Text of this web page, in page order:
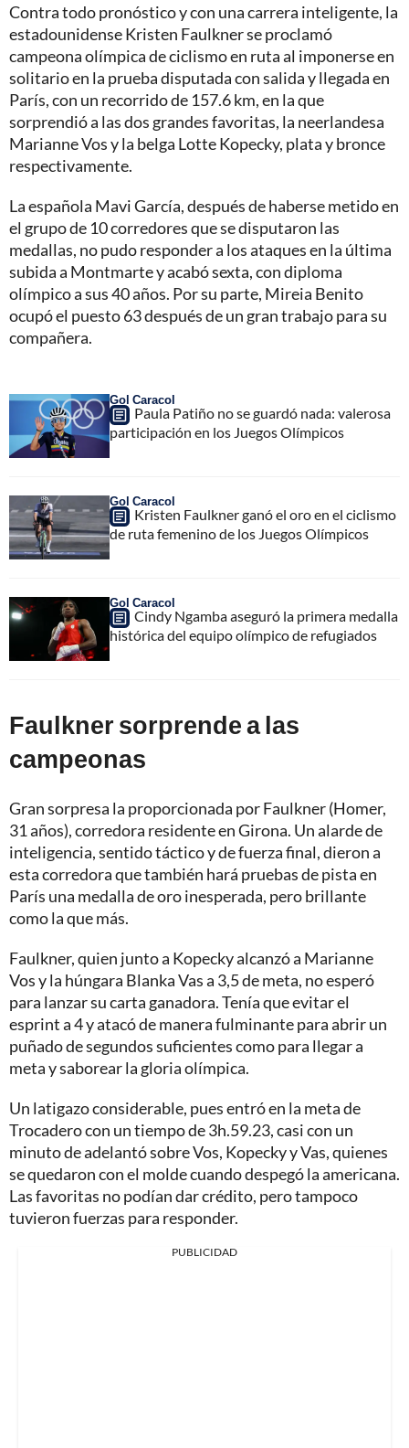
Contra todo pronóstico y con una carrera inteligente, la
estadounidense Kristen Faulkner se proclamó
campeona olímpica de ciclismo en ruta al imponerse en
solitario en la prueba disputada con salida y llegada en
París, con un recorrido de 157.6 km, en la que
sorprendió a las dos grandes favoritas, la neerlandesa
Marianne Vos y la belga Lotte Kopecky, plata y bronce
respectivamente.
La española Mavi García, después de haberse metido en
el grupo de 10 corredores que se disputaron las
medallas, no pudo responder a los ataques en la última
subida a Montmarte y acabó sexta, con diploma
olímpico a sus 40 años. Por su parte, Mireia Benito
ocupó el puesto 63 después de un gran trabajo para su
compañera.
Gol Caracol
Paula Patiño no se guardó nada: valerosa
participación en los Juegos Olímpicos
Gol Caracol
Kristen Faulkner ganó el oro en el ciclismo
de ruta femenino de los Juegos Olímpicos
Gol Caracol
Cindy Ngamba aseguró la primera medalla
histórica del equipo olímpico de refugiados
Faulkner sorprende a las
campeonas
Gran sorpresa la proporcionada por Faulkner (Homer,
31 años), corredora residente en Girona. Un alarde de
inteligencia, sentido táctico y de fuerza final, dieron a
esta corredora que también hará pruebas de pista en
París una medalla de oro inesperada, pero brillante
como la que más.
Faulkner, quien junto a Kopecky alcanzó a Marianne
Vos y la húngara Blanka Vas a 3,5 de meta, no esperó
para lanzar su carta ganadora. Tenía que evitar el
esprint a 4 y atacó de manera fulminante para abrir un
puñado de segundos suficientes como para llegar a
meta y saborear la gloria olímpica.
Un latigazo considerable, pues entró en la meta de
Trocadero con un tiempo de 3h.59.23, casi con un
minuto de adelantó sobre Vos, Kopecky y Vas, quienes
se quedaron con el molde cuando despegó la americana.
Las favoritas no podían dar crédito, pero tampoco
tuvieron fuerzas para responder.
PUBLICIDAD